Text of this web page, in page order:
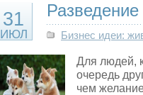
31
ИЮЛ Бизнес идеи:
Для людей,
очередь
чем